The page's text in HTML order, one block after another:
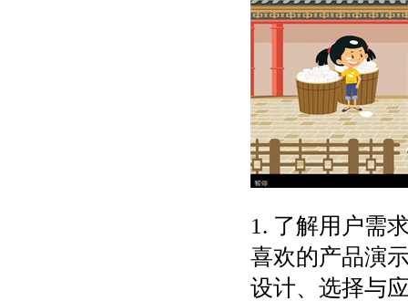
1. 了解用户需
喜欢的产品演
设计、选择与